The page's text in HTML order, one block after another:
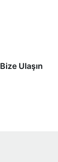
Bize Ulaşın